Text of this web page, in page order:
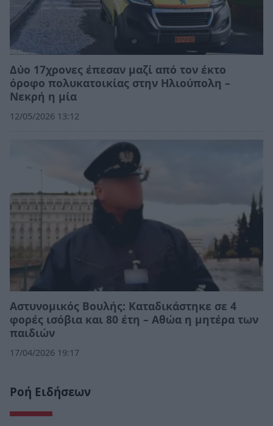
Δύο 17χρονες έπεσαν μαζί από τον έκτο
όροφο πολυκατοικίας στην Ηλιούπολη –
Νεκρή η μία
12/05/2026 13:12
Αστυνομικός Βουλής: Καταδικάστηκε σε 4
φορές ισόβια και 80 έτη – Αθώα η μητέρα των
παιδιών
17/04/2026 19:17
Ροή Ειδήσεων